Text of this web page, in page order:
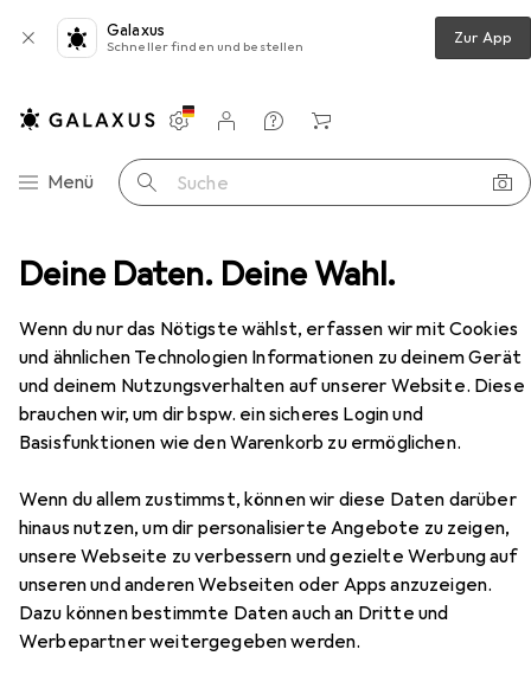
Deine Daten. Deine Wahl.
Wenn du nur das Nötigste wählst, erfassen wir mit Cookies
und ähnlichen Technologien Informationen zu deinem Gerät
und deinem Nutzungsverhalten auf unserer Website. Diese
brauchen wir, um dir bspw. ein sicheres Login und
Basisfunktionen wie den Warenkorb zu ermöglichen.
Wenn du allem zustimmst, können wir diese Daten darüber
hinaus nutzen, um dir personalisierte Angebote zu zeigen,
unsere Webseite zu verbessern und gezielte Werbung auf
unseren und anderen Webseiten oder Apps anzuzeigen.
Dazu können bestimmte Daten auch an Dritte und
Werbepartner weitergegeben werden.
Galaxus
Schneller finden und bestellen Zur App
Navigation nach Kategorien
Menü Suche
Einstellungen
Kundenkonto
Vergleichslisten
Merklisten
Warenkorb
Objektive + Filter Objektivfilter Hama Profi Line
EUR
18,99
HamaProfi Line
13 Grössen
Hier findest du passendes Zubehör zum Produkt Hama
Profi Line aus der Kategorie Objektivfilter Zubehör.
Relevanz
Produktliste